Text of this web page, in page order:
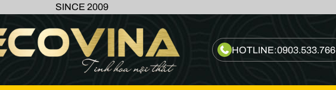
SINCE 2009
HOTLINE:0903.533.766